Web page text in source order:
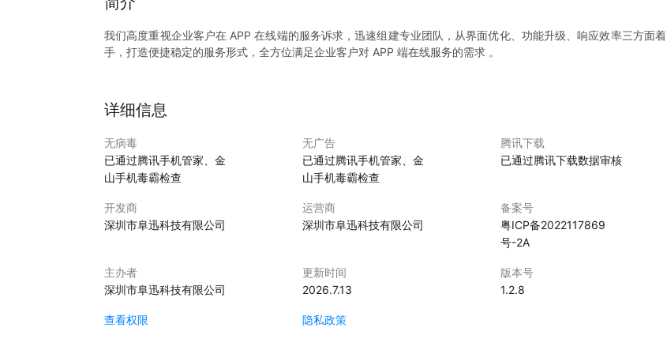
我们高度重视企业客户在 APP 在线端的服务诉求，迅速组建专业团队，从界面优化、功能升级、响应效率三方面着
手，打造便捷稳定的服务形式，全方位满足企业客户对 APP 端在线服务的需求 。
详细信息
无病毒
已通过腾讯手机管家、金
山手机毒霸检查
无广告
已通过腾讯手机管家、金
山手机毒霸检查
腾讯下载
已通过腾讯下载数据审核
开发商
深圳市阜迅科技有限公司
运营商
深圳市阜迅科技有限公司
备案号
粤ICP备2022117869
号-2A
主办者
深圳市阜迅科技有限公司
更新时间
2026.7.13
版本号
1.2.8
查看权限 隐私政策